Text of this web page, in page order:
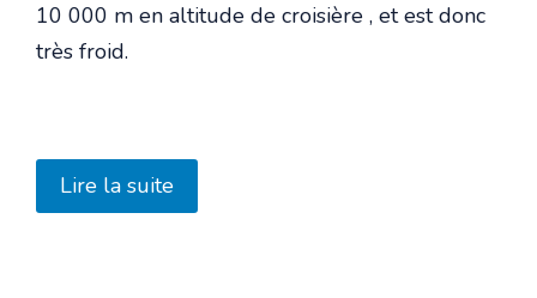
10 000 m en altitude de croisière , et est donc
très froid.
Lire la suite